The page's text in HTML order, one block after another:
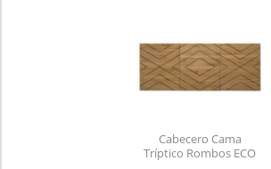
Cabecero Cama
Tríptico Rombos ECO